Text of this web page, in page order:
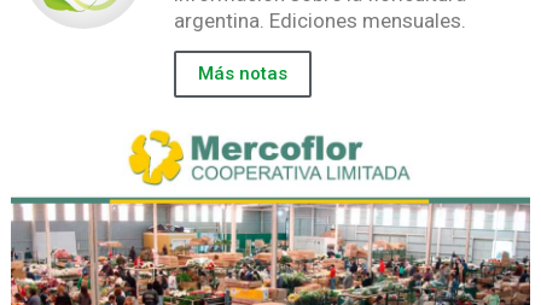
argentina. Ediciones mensuales.
Más notas